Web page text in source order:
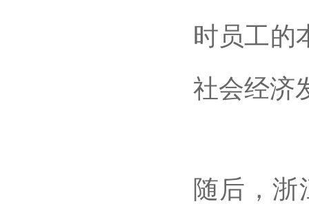
时员工的
社会经济
随后，浙